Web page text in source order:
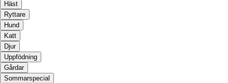
Häst
Ryttare
Hund
Katt
Djur
Uppfödning
Gårdar
Sommarspecial